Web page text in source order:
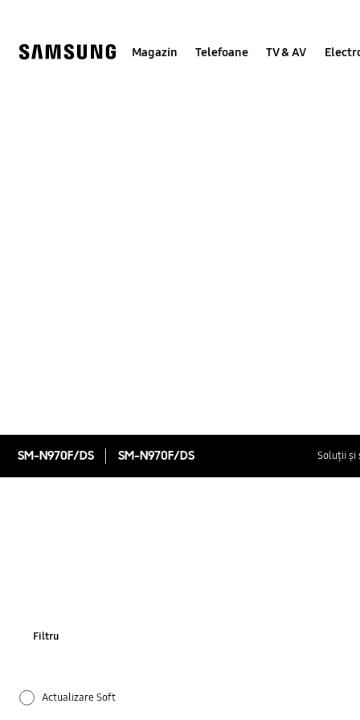
Magazin Telefoane TV & AV
SM-N970F/DS SM-N970F/DS Soluții și
Filtru
Actualizare Soft